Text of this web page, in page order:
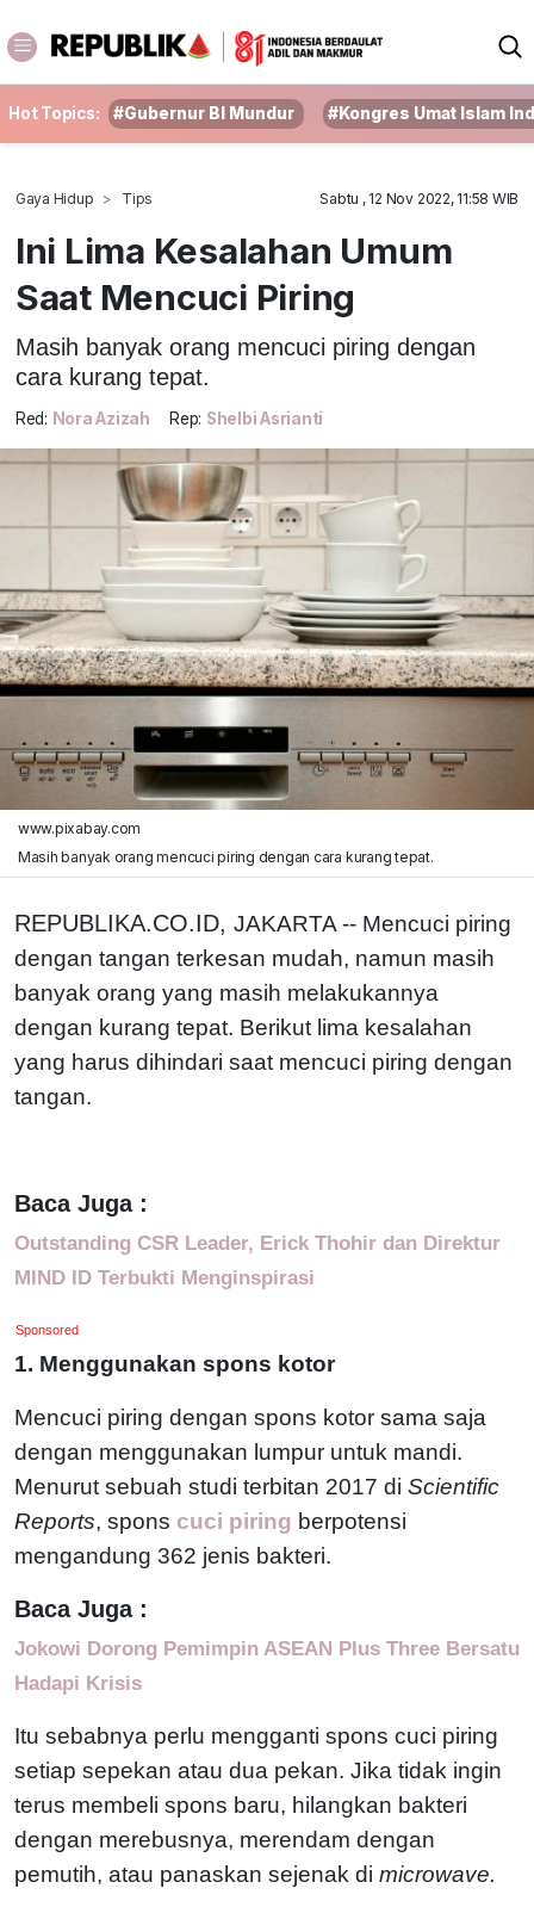
Hot Topics: #Gubernur BI Mundur #Kongres Umat Islam
Gaya Hidup Tips Sabtu , 12 Nov 2022, 11:58 WIB
Ini Lima Kesalahan Umum
Saat Mencuci Piring
Masih banyak orang mencuci piring dengan
cara kurang tepat.
Red: Nora Azizah Rep: Shelbi Asrianti
www.pixabay.com
Masih banyak orang mencuci piring dengan cara kurang tepat.
REPUBLIKA.CO.ID, JAKARTA -- Mencuci piring
dengan tangan terkesan mudah, namun masih
banyak orang yang masih melakukannya
dengan kurang tepat. Berikut lima kesalahan
yang harus dihindari saat mencuci piring dengan
tangan.
Baca Juga :
Outstanding CSR Leader, Erick Thohir dan Direktur
MIND ID Terbukti Menginspirasi
Sponsored
1. Menggunakan spons kotor
Mencuci piring dengan spons kotor sama saja
dengan menggunakan lumpur untuk mandi.
Menurut sebuah studi terbitan 2017 di Scientific
Reports, spons cuci piring berpotensi
mengandung 362 jenis bakteri.
Baca Juga :
Jokowi Dorong Pemimpin ASEAN Plus Three Bersatu
Hadapi Krisis
Itu sebabnya perlu mengganti spons cuci piring
setiap sepekan atau dua pekan. Jika tidak ingin
terus membeli spons baru, hilangkan bakteri
dengan merebusnya, merendam dengan
pemutih, atau panaskan sejenak di microwave.